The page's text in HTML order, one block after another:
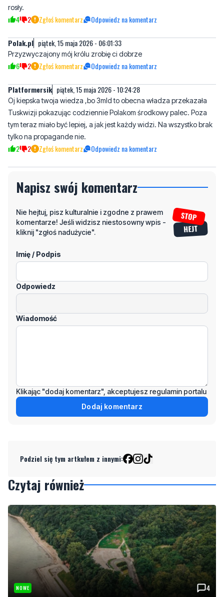
rosły.
4 2 Zgłoś komentarz Odpowiedz na komentarz
Polak.pl piątek, 15 maja 2026 - 06:01:33
Przyzwyczajony mój królu zrobię ci dobrze
6 2 Zgłoś komentarz Odpowiedz na komentarz
Platformersik piątek, 15 maja 2026 - 10:24:28
Oj kiepska twoja wiedza ,bo 3mld to obecna władza przekazała
Tuskwizji pokazując codziennie Polakom środkowy palec. Poza
tym teraz miało być lepiej, a jak jest każdy widzi. Na wszystko brak
tylko na propagande nie.
2 2 Zgłoś komentarz Odpowiedz na komentarz
Napisz swój komentarz
Nie hejtuj, pisz kulturalnie i zgodne z prawem
komentarze! Jeśli widzisz niestosowny wpis -
kliknij "zgłoś nadużycie".
Imię / Podpis
Odpowiedz
Wiadomość
Klikając "dodaj komentarz", akceptujesz regulamin portalu
Dodaj komentarz
Podziel się tym artkułem z innymi:
Czytaj również
NOWE 4